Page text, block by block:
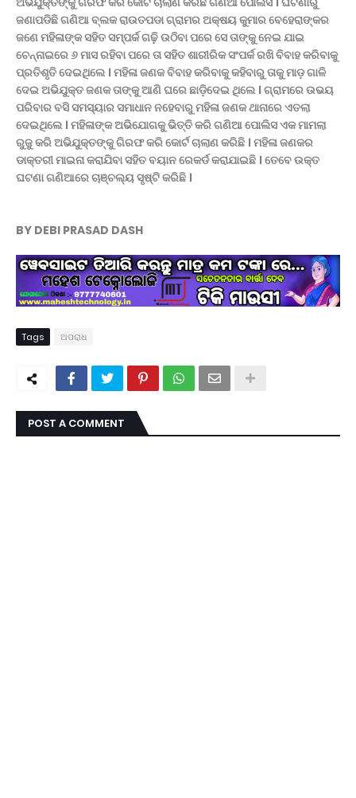
ଜଣାପଡିଛି ଗଣିଆ ବ୍ଲକ ରାଉତପଡା ଗ୍ରାମର ଅକ୍ଷୟ କୁମାର ବେହେରାଙ୍କର
ଜଣେ ମହିଳାଙ୍କ ସହିତ ସମ୍ପର୍କ ଗଢ଼ି ଉଠିବା ପରେ ସେ ତାଙ୍କୁ ନେଇ ଯାଇ
ଚେନ୍ନାଇରେ ୬ ମାସ ରହିବା ପରେ ତା ସହିତ ଶାରୀରିକ ସଂପର୍କ ରଖି ବିବାହ କରିବାକୁ
ପ୍ରତିଶୃତି ଦେଇଥିଲେ । ମହିଳା ଜଣକ ବିବାହ କରିବାକୁ କହିବାରୁ ତାକୁ ମାଡ଼ ଗାଳି
ଦେଇ ଅଭିଯୁକ୍ତ ଜଣକ ତାଙ୍କୁ ଆଣି ଘରେ ଛାଡ଼ିଦେଇ ଥିଲେ । ଗ୍ରାମରେ ଉଭୟ
ପରିବାର ବସି ସମସ୍ୟାର ସମାଧାନ ନହେବାରୁ ମହିଳା ଜଣକ ଥାନାରେ ଏତଲା
ଦେଇଥିଲେ । ମହିଳାଙ୍କ ଅଭିଯୋଗକୁ ଭିତ୍ତି କରି ଗଣିଆ ପୋଲିସ ଏକ ମାମଲା
ରୁଜୁ କରି ଅଭିଯୁକ୍ତଙ୍କୁ ଗିରଫ କରି କୋର୍ଟ ଚାଲାଣ କରିଛି । ମହିଳା ଜଣକର
ଡାକ୍ତରୀ ମାଇନା କରାଯିବା ସହିତ ବୟାନ ରେକର୍ଡ କରାଯାଇଛି । ତେବେ ଉକ୍ତ
ଘଟଣା ଗଣିଆରେ ଚାଞ୍ଚଲ୍ୟ ସୃଷ୍ଟି କରିଛି ।
BY DEBI PRASAD DASH
Tags ଅପରାଧ
POST A COMMENT